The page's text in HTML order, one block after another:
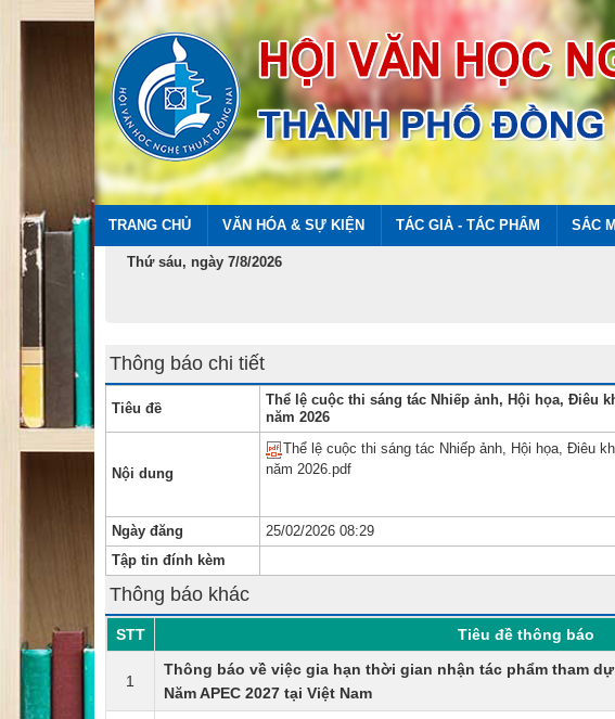
TRANG CHỦ VĂN HÓA & SỰ KIỆN TÁC GIẢ - TÁC PHẨM SẮC
Thứ sáu, ngày 7/8/2026
Thông báo chi tiết
Tiêu đề
Thể lệ cuộc thi sáng tác Nhiếp ảnh, Hội họa, Điêu
năm 2026
Nội dung
Thể lệ cuộc thi sáng tác Nhiếp ảnh, Hội họa, Điêu
năm 2026.pdf
Ngày đăng
25/02/2026 08:29
Tập tin đính kèm
Thông báo khác
STT Tiêu đề thông báo
1
Thông báo về việc gia hạn thời gian nhận tác phẩm tham
Năm APEC 2027 tại Việt Nam